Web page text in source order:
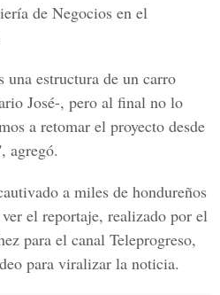
de Negocios en el
una estructura de un carro
José-, pero al final no lo
a retomar el proyecto desde
agregó.
a miles de hondureños
el reportaje, realizado por el
para el canal Teleprogreso,
para viralizar la noticia.